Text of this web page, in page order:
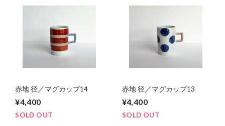
赤地 径／マグカップ14
¥4,400
SOLD OUT
赤地 径／マグカップ13
¥4,400
SOLD OUT